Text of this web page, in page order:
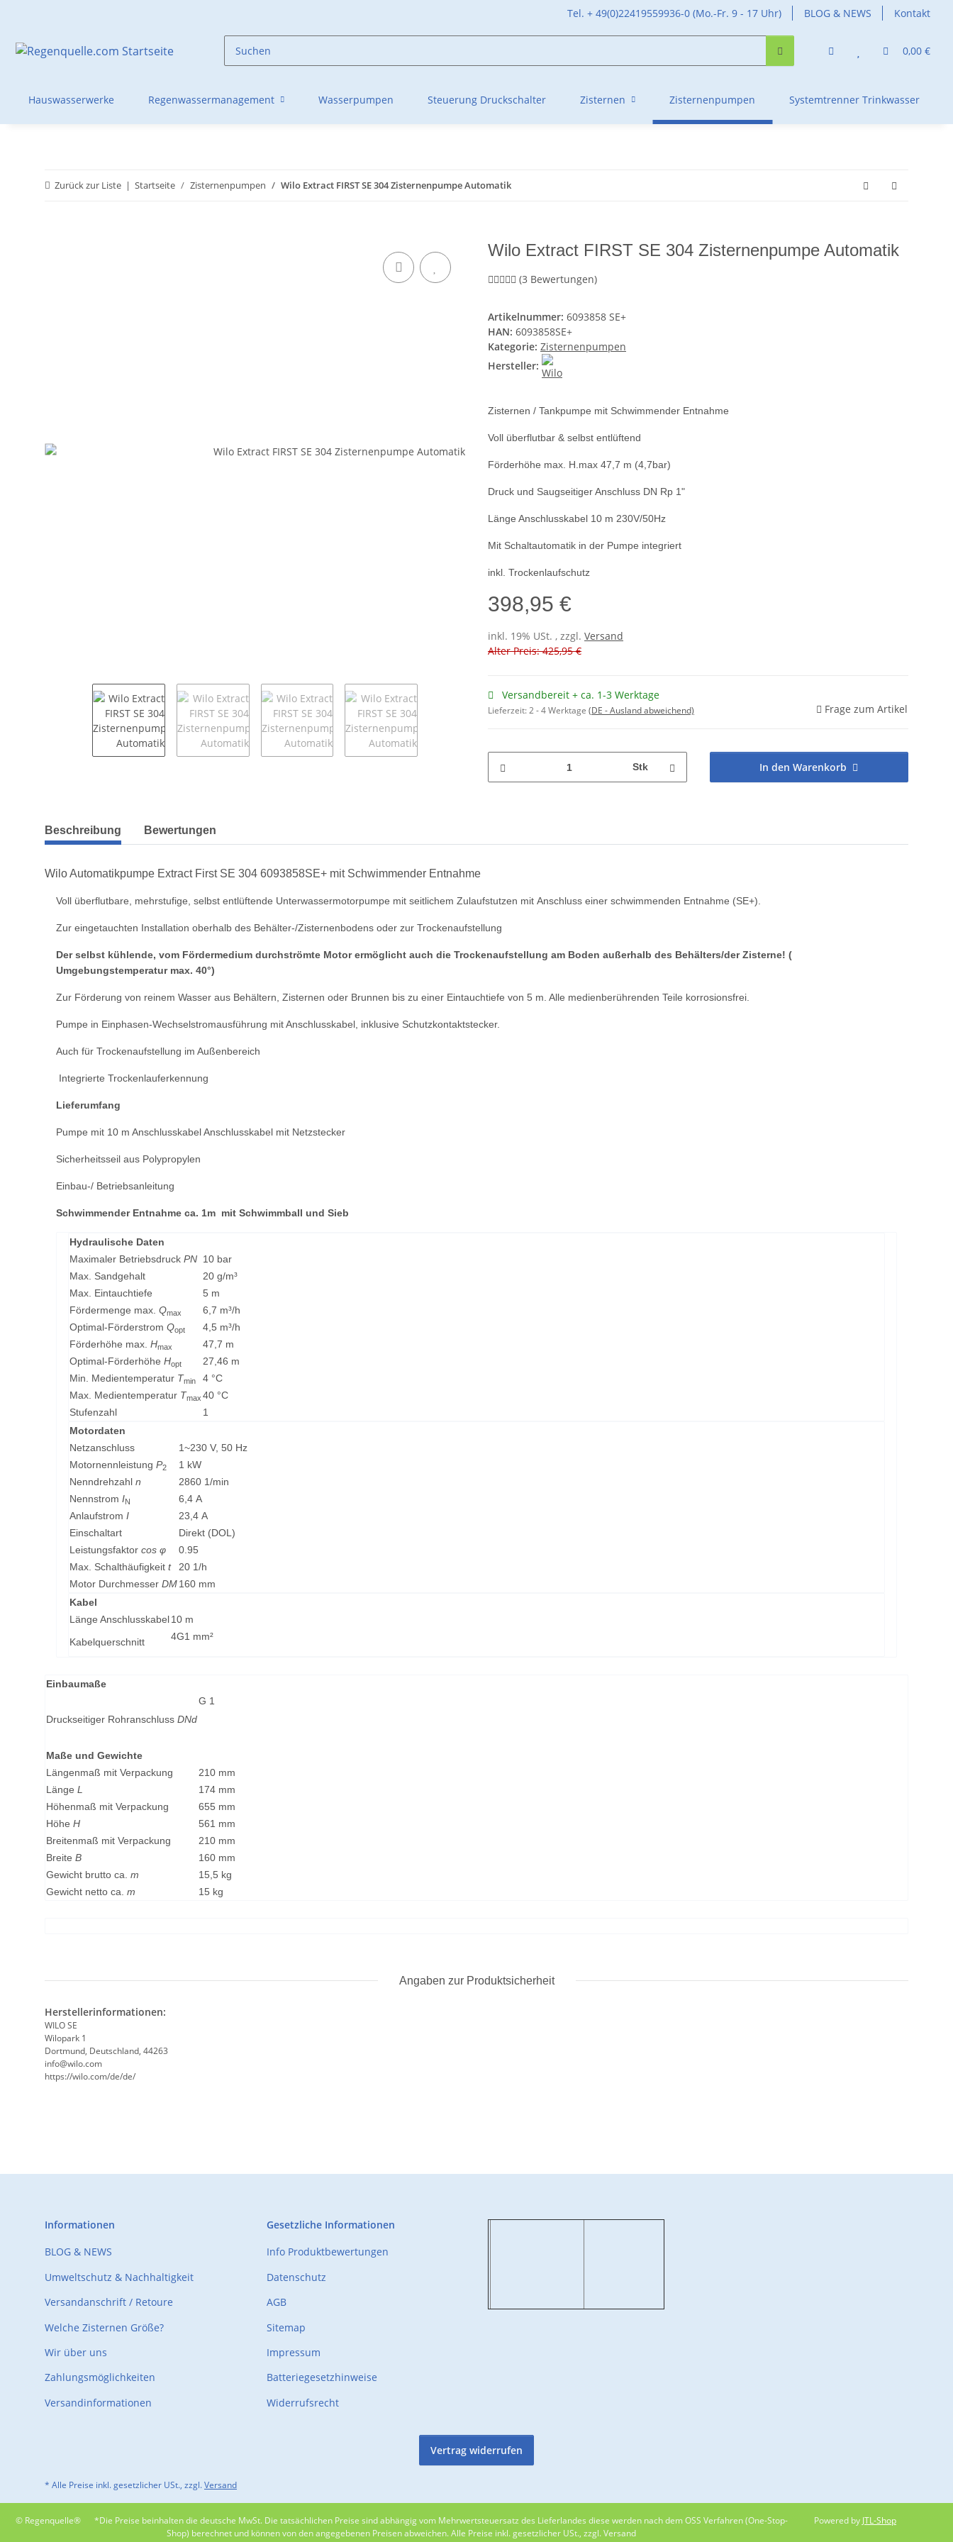
Tel. + 49(0)22419559936-0 (Mo.-Fr. 9 - 17 Uhr) BLOG & NEWS Kontakt
0,00 €
Hauswasserwerke Regenwassermanagement Wasserpumpen Steuerung Druckschalter Zisternen Zisternenpumpen Systemtrenner Trinkwasser
Zurück zur Liste Startseite Zisternenpumpen Wilo Extract FIRST SE 304 Zisternenpumpe Automatik
Wilo Extract FIRST SE 304 Zisternenpumpe Automatik
(3 Bewertungen)
Artikelnummer: 6093858 SE+
HAN: 6093858SE+
Kategorie: Zisternenpumpen
Hersteller:
Zisternen / Tankpumpe mit Schwimmender Entnahme
Voll überflutbar & selbst entlüftend
Förderhöhe max. H.max 47,7 m (4,7bar)
Druck und Saugseitiger Anschluss DN Rp 1"
Länge Anschlusskabel 10 m 230V/50Hz
Mit Schaltautomatik in der Pumpe integriert
inkl. Trockenlaufschutz
398,95 €
inkl. 19% USt. , zzgl. Versand
Alter Preis: 425,95 €
Versandbereit + ca. 1-3 Werktage
Lieferzeit:2 - 4 Werktage (DE - Ausland abweichend) Frage zum Artikel
Stk In den Warenkorb
weitere Registerkarten anzeigen
Beschreibung Bewertungen
Wilo Automatikpumpe Extract First SE 304 6093858SE+ mit Schwimmender Entnahme
Voll überflutbare, mehrstufige, selbst entlüftende Unterwassermotorpumpe mit seitlichem Zulaufstutzen mit Anschluss einer schwimmenden Entnahme (SE+).
Zur eingetauchten Installation oberhalb des Behälter-/Zisternenbodens oder zur Trockenaufstellung
Der selbst kühlende, vom Fördermedium durchströmte Motor ermöglicht auch die Trockenaufstellung am Boden außerhalb des Behälters/der Zisterne! (
Umgebungstemperatur max. 40°)
Zur Förderung von reinem Wasser aus Behältern, Zisternen oder Brunnen bis zu einer Eintauchtiefe von 5 m. Alle medienberührenden Teile korrosionsfrei.
Pumpe in Einphasen-Wechselstromausführung mit Anschlusskabel, inklusive Schutzkontaktstecker.
Auch für Trockenaufstellung im Außenbereich
Integrierte Trockenlauferkennung​
Lieferumfang
Pumpe mit 10 m Anschlusskabel Anschlusskabel mit Netzstecker
Sicherheitsseil aus Polypropylen
Einbau-/ Betriebsanleitung
Schwimmender Entnahme ca. 1m mit Schwimmball und Sieb
Hydraulische Daten
Maximaler Betriebsdruck PN 10 bar
Max. Sandgehalt
20 g/m³
Max. Eintauchtiefe
5 m
Fördermenge max. Qmax
6,7 m³/h
Optimal-Förderstrom Qopt
4,5 m³/h
Förderhöhe max. Hmax
47,7 m
Optimal-Förderhöhe Hopt
27,46 m
Min. Medientemperatur Tmin
4 °C
Max. Medientemperatur Tmax 40 °C
Stufenzahl
1
Motordaten
Netzanschluss
1~230 V, 50 Hz
Motornennleistung P2
1 kW
Nenndrehzahl n
2860 1/min
Nennstrom IN
6,4 A
Anlaufstrom I
23,4 A
Einschaltart
Direkt (DOL)
Leistungsfaktor cos φ
0.95
Max. Schalthäufigkeit t
20 1/h
Motor Durchmesser DM160 mm
Kabel
Länge Anschlusskabel10 m
Kabelquerschnitt
4G1 mm²
Einbaumaße
Druckseitiger Rohranschluss DNd
G 1
Maße und Gewichte
Längenmaß mit Verpackung
210 mm
Länge L
174 mm
Höhenmaß mit Verpackung
655 mm
Höhe H
561 mm
Breitenmaß mit Verpackung
210 mm
Breite B
160 mm
Gewicht brutto ca. m
15,5 kg
Gewicht netto ca. m 15 kg
Angaben zur Produktsicherheit
Herstellerinformationen:
WILO SE
Wilopark 1
Dortmund, Deutschland, 44263
info@wilo.com
https://wilo.com/de/de/
Informationen
BLOG & NEWS
Umweltschutz & Nachhaltigkeit
Versandanschrift / Retoure
Welche Zisternen Größe?
Wir über uns
Zahlungsmöglichkeiten
Versandinformationen
Gesetzliche Informationen
Info Produktbewertungen
Datenschutz
AGB
Sitemap
Impressum
Batteriegesetzhinweise
Widerrufsrecht
Vertrag widerrufen
* Alle Preise inkl. gesetzlicher USt., zzgl.Versand
© Regenquelle®
*Die Preise beinhalten die deutsche MwSt. Die tatsächlichen Preise sind abhängig vom Mehrwertsteuersatz des Lieferlandes diese werden nach dem OSS Verfahren (One-Stop-
Shop) berechnet und können von den angegebenen Preisen abweichen. Alle Preise inkl. gesetzlicher USt., zzgl. Versand
Powered by JTL-Shop